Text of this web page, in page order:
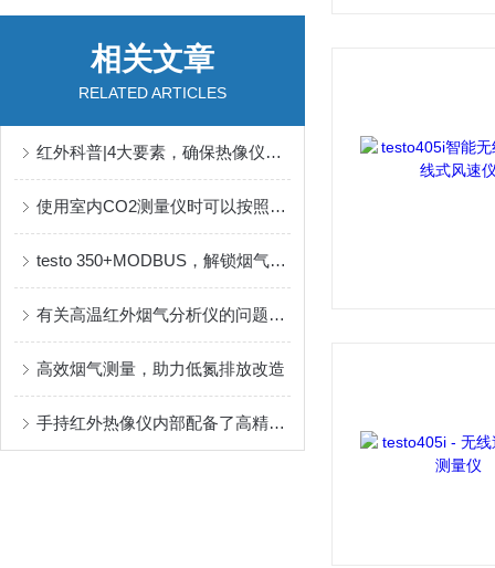
相关文章
RELATED ARTICLES
红外科普|4大要素，确保热像仪完成测量任务
使用室内CO2测量仪时可以按照以下步骤进行
testo 350+MODBUS，解锁烟气监测数字化场景
有关高温红外烟气分析仪的问题及解答
高效烟气测量，助力低氮排放改造
手持红外热像仪内部配备了高精度红外探测器